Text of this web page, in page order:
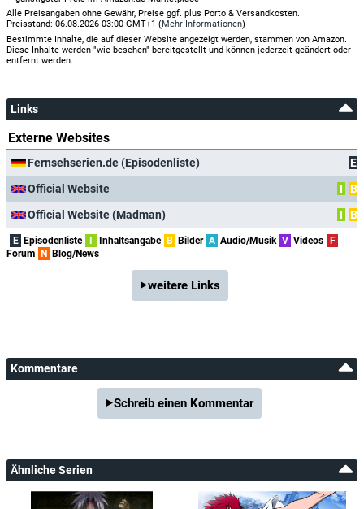
Alle Preisangaben ohne Gewähr, Preise ggf. plus Porto & Versandkosten.
Preisstand: 06.08.2026 03:00 GMT+1 (Mehr Informationen)
Bestimmte Inhalte, die auf dieser Website angezeigt werden, stammen von Amazon.
Diese Inhalte werden "wie besehen" bereitgestellt und können jederzeit geändert oder
entfernt werden.
Links
Externe Websites
Fernsehserien.de (Episodenliste)
E
Official Website
I
B
Official Website (Madman)
I B
E Episodenliste Inhaltsangabe B Bilder A Audio/Musik V Videos
F
Forum
N Blog/News
weitere Links
Kommentare
Schreib einen Kommentar
Ähnliche Serien